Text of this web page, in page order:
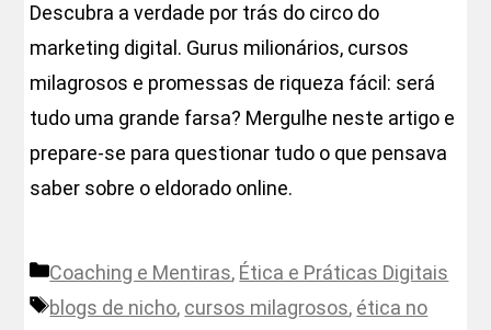
Descubra a verdade por trás do circo do
marketing digital. Gurus milionários, cursos
milagrosos e promessas de riqueza fácil: será
tudo uma grande farsa? Mergulhe neste artigo e
prepare-se para questionar tudo o que pensava
saber sobre o eldorado online.
Categorias
Coaching e Mentiras, Ética e Práticas Digitais
Etiquetas
blogs de nicho, cursos milagrosos, ética no